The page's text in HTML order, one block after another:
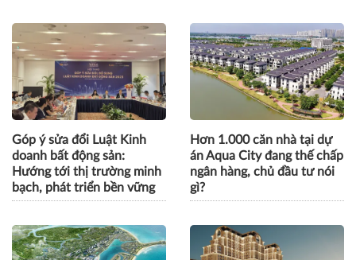
Góp ý sửa đổi Luật Kinh
doanh bất động sản:
Hướng tới thị trường minh
bạch, phát triển bền vững
Hơn 1.000 căn nhà tại dự
án Aqua City đang thế chấp
ngân hàng, chủ đầu tư nói
gì?